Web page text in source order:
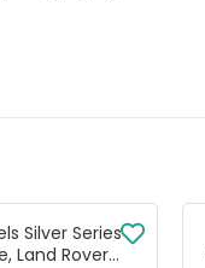
Silver Series
Land Rover